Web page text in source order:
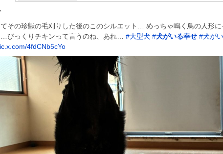
その珍獣の毛刈りした後のこのシルエット… めっちゃ鳴く鳥の人形に
…びっくりチキンって言うのね、あれ… #大型犬 #犬がいる幸せ #犬が
4fdCNb5cYo